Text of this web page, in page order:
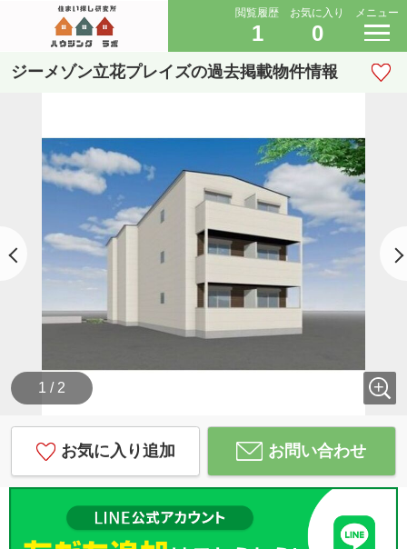
閲覧履歴
1
お気に入り
0
メニュー
ジーメゾン立花プレイズの過去掲載物件情報
1 / 2
お気に入り追加 お問い合わせ